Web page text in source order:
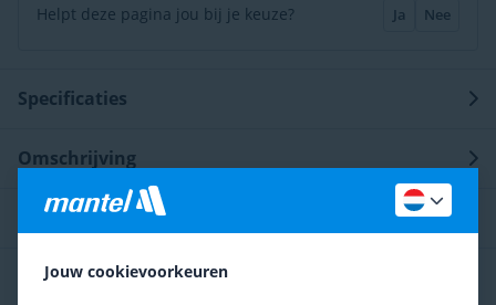
Helpt deze pagina jou bij je keuze? Ja Nee
Specificaties
Omschrijving
Technologie
Service en advies
Jouw cookievoorkeuren